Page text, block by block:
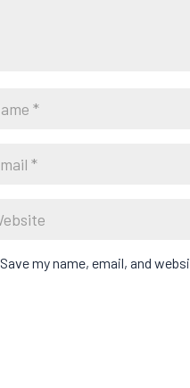
Save my name, email, and